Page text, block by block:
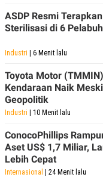
T
V
JARINGAN
K
O
N
T
N
A
C
A
D
P
R
E
S
R
L
E
A
ASDP Resmi
Sterilisasi di 6
Industri | 6 Menit lalu
Toyota Motor
Kendaraan Naik
Geopolitik
Industri | 10 Menit lalu
ConocoPhillips
Aset US$ 1,7 Miliar,
Lebih Cepat
Internasional | 24 Menit lalu